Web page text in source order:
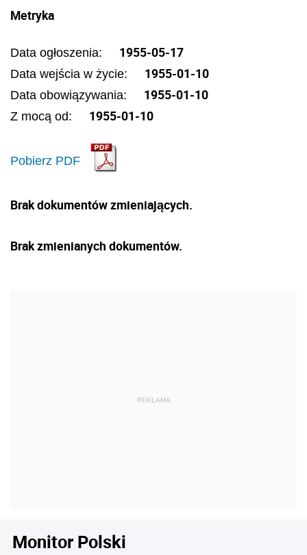
Metryka
Data ogłoszenia: 1955-05-17
Data wejścia w życie: 1955-01-10
Data obowiązywania: 1955-01-10
Z mocą od: 1955-01-10
Pobierz PDF
Brak dokumentów zmieniających.
Brak zmienianych dokumentów.
Monitor Polski